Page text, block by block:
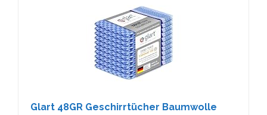
Glart 48GR Geschirrtücher Baumwolle